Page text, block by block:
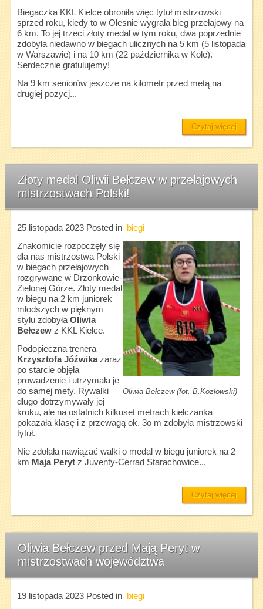
Biegaczka KKL Kielce obroniła więc tytuł mistrzowski
sprzed roku, kiedy to w Olesnie wygrała bieg przełajowy na
6 km. To jej trzeci złoty medal w tym roku, dwa poprzednie
zdobyła niedawno w biegach ulicznych na 5 km (5 listopada
w Warszawie) i na 10 km (22 października w Kole).
Serdecznie gratulujemy!
Na 9 km seniorów jeszcze na kilometr przed metą na
drugiej pozycj...
Czytaj więcej
Złoty medal Oliwii Bełczew w przełajowych
mistrzostwach Polski!
25 listopada 2023Posted in biegi
Oliwia Bełczew (fot. B.Kozłowski)
Znakomicie rozpoczęły się
dla nas mistrzostwa Polski
w biegach przełajowych
rozgrywane w Drzonkowie-
Zielonej Górze. Złoty medal
w biegu na 2 km juniorek
młodszych w pięknym
stylu zdobyła Oliwia
Bełczewz KKL Kielce.
Podopieczna trenera
Krzysztofa Jóźwikazaraz
po starcie objęła
prowadzenie i utrzymała je
do samej mety. Rywalki
długo dotrzymywały jej
kroku, ale na ostatnich kilkuset metrach kielczanka
pokazała klasę i z przewagą ok. 3o m zdobyła mistrzowski
tytuł.
Nie zdołała nawiązać walki o medal w biegu juniorek na 2
km Maja Perytz Juventy-Cerrad Starachowice...
Czytaj więcej
Oliwia Bełczew przed Mają Peryt w
mistrzostwach województwa
19 listopada 2023Posted in
biegi